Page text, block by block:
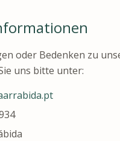
oder Bedenken zu
uns bitte unter: